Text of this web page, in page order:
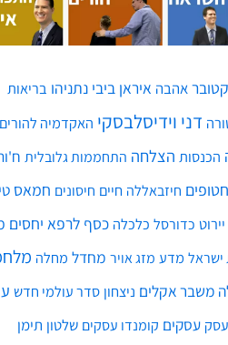
אהבה איראן ביבי נתניהו בריאות
דני וידיסלבסקי האקדמיה להורים
הכנסות הצלחה התחממות גלובלית
חטופים חיזבאללה חיים חיסונים חמאס
יירוט כדורסל כלכלה כסף לרפא יחסים
ישראל מדע מזג אויר מחדל מחלה
משבר אקלים ניצחון סדר עולמי חדש
עסק עסקים קומנדו עסקים שלטון תימן